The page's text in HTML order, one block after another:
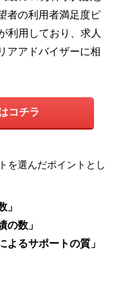
者の利用者満足度ピ
利用しており、求人
アアドバイザーに相
コチラ
を選んだポイントとし
」
の数」
よるサポートの質」